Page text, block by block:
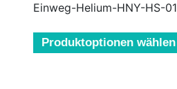
Einweg-Helium-HNY-HS-01
Produktoptionen wählen